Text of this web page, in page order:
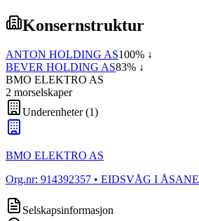
Konsernstruktur
ANTON HOLDING AS100% ↓
BEVER HOLDING AS83% ↓
BMO ELEKTRO AS
2 morselskaper
Underenheter(1)
BMO ELEKTRO AS
Org.nr: 914392357 • EIDSVÅG I ÅSANE
Selskapsinformasjon